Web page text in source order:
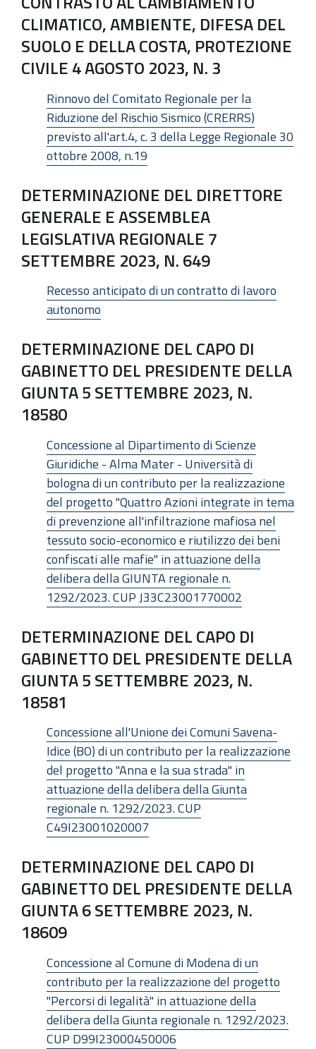
CLIMATICO, AMBIENTE, DIFESA DEL
SUOLO E DELLA COSTA, PROTEZIONE
CIVILE 4 AGOSTO 2023, N. 3
Rinnovo del Comitato Regionale per la
Riduzione del Rischio Sismico (CRERRS)
previsto all'art.4, c. 3 della Legge Regionale 30
ottobre 2008, n.19
DETERMINAZIONE DEL DIRETTORE
GENERALE E ASSEMBLEA
LEGISLATIVA REGIONALE 7
SETTEMBRE 2023, N. 649
Recesso anticipato di un contratto di lavoro
autonomo
DETERMINAZIONE DEL CAPO DI
GABINETTO DEL PRESIDENTE DELLA
GIUNTA 5 SETTEMBRE 2023, N.
18580
Concessione al Dipartimento di Scienze
Giuridiche - Alma Mater - Università di
bologna di un contributo per la realizzazione
del progetto "Quattro Azioni integrate in tema
di prevenzione all'infiltrazione mafiosa nel
tessuto socio-economico e riutilizzo dei beni
confiscati alle mafie" in attuazione della
delibera della GIUNTA regionale n.
1292/2023. CUP J33C23001770002
DETERMINAZIONE DEL CAPO DI
GABINETTO DEL PRESIDENTE DELLA
GIUNTA 5 SETTEMBRE 2023, N.
18581
Concessione all'Unione dei Comuni Savena-
Idice (BO) di un contributo per la realizzazione
del progetto "Anna e la sua strada" in
attuazione della delibera della Giunta
regionale n. 1292/2023. CUP
C49I23001020007
DETERMINAZIONE DEL CAPO DI
GABINETTO DEL PRESIDENTE DELLA
GIUNTA 6 SETTEMBRE 2023, N.
18609
Concessione al Comune di Modena di un
contributo per la realizzazione del progetto
"Percorsi di legalità" in attuazione della
delibera della Giunta regionale n. 1292/2023.
CUP D99I23000450006